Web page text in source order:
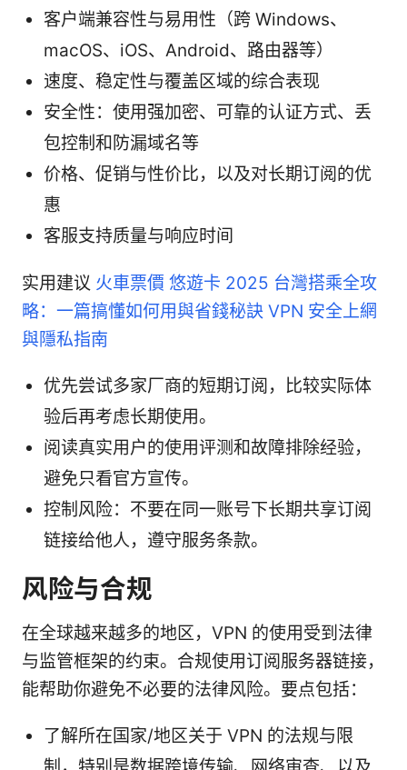
客户端兼容性与易用性（跨 Windows、
macOS、iOS、Android、路由器等）
速度、稳定性与覆盖区域的综合表现
安全性：使用强加密、可靠的认证方式、丢
包控制和防漏域名等
价格、促销与性价比，以及对长期订阅的优
惠
客服支持质量与响应时间
实用建议 火車票價 悠遊卡 2025 台灣搭乘全攻
略：一篇搞懂如何用與省錢秘訣 VPN 安全上網
與隱私指南
优先尝试多家厂商的短期订阅，比较实际体
验后再考虑长期使用。
阅读真实用户的使用评测和故障排除经验，
避免只看官方宣传。
控制风险：不要在同一账号下长期共享订阅
链接给他人，遵守服务条款。
风险与合规
在全球越来越多的地区，VPN 的使用受到法律
与监管框架的约束。合规使用订阅服务器链接，
能帮助你避免不必要的法律风险。要点包括：
了解所在国家/地区关于 VPN 的法规与限